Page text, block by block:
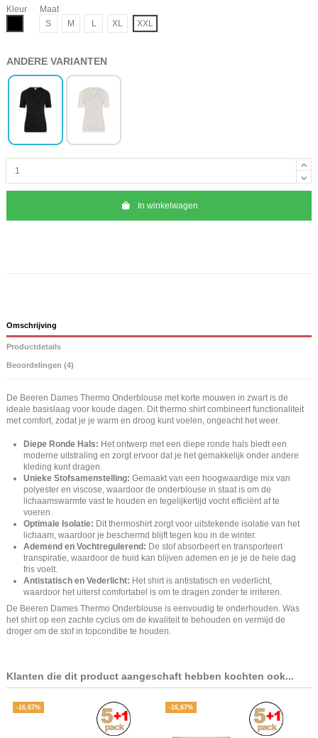
Kleur
Maat
S
M L XL XXL
ANDERE VARIANTEN
In winkelwagen
Omschrijving
Productdetails
Beoordelingen (4)
De Beeren Dames Thermo Onderblouse met korte mouwen in zwart is de
ideale basislaag voor koude dagen. Dit thermo shirt combineert functionaliteit
met comfort, zodat je je warm en droog kunt voelen, ongeacht het weer.
Diepe Ronde Hals: Het ontwerp met een diepe ronde hals biedt een
moderne uitstraling en zorgt ervoor dat je het gemakkelijk onder andere
kleding kunt dragen.
Unieke Stofsamenstelling: Gemaakt van een hoogwaardige mix van
polyester en viscose, waardoor de onderblouse in staat is om de
lichaamswarmte vast te houden en tegelijkertijd vocht efficiënt af te
voeren.
Optimale Isolatie: Dit thermoshirt zorgt voor uitstekende isolatie van het
lichaam, waardoor je beschermd blijft tegen kou in de winter.
Ademend en Vochtregulerend: De stof absorbeert en transporteert
transpiratie, waardoor de huid kan blijven ademen en je je de hele dag
fris voelt.
Antistatisch en Vederlicht: Het shirt is antistatisch en vederlicht,
waardoor het uiterst comfortabel is om te dragen zonder te irriteren.
De Beeren Dames Thermo Onderblouse is eenvoudig te onderhouden. Was
het shirt op een zachte cyclus om de kwaliteit te behouden en vermijd de
droger om de stof in topconditie te houden.
Klanten die dit product aangeschaft hebben kochten ook...
-16,67% -16,67%